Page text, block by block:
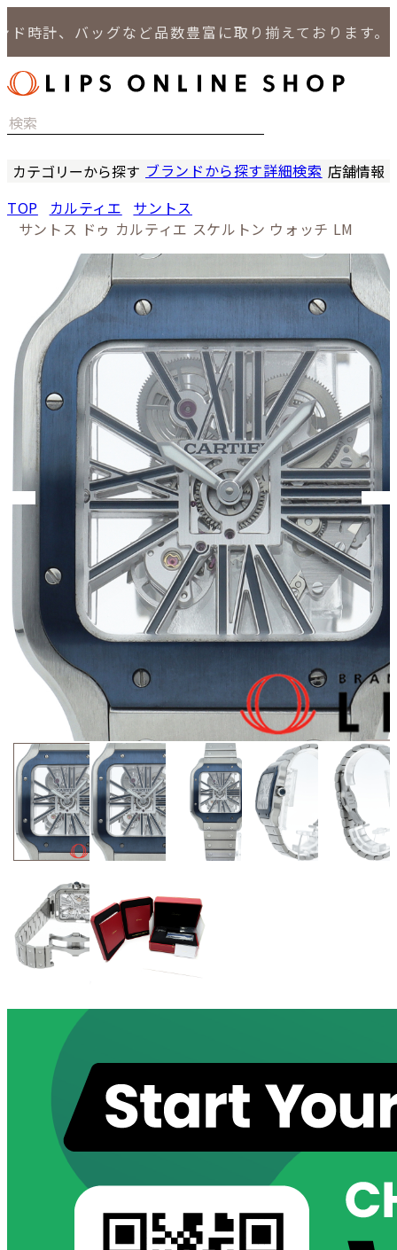
、バッグなど品数豊富に取り揃えております。
カテゴリーから探す
バッグ
小物
ジュエリー
セール商品
特集
ブランドから探す詳細検索 店舗情報
LIPS 札
LIPS 札
LIPS 通信
TOP カルティエ
サントス
サントス ドゥ カルティエ スケルトン ウォッチ LM